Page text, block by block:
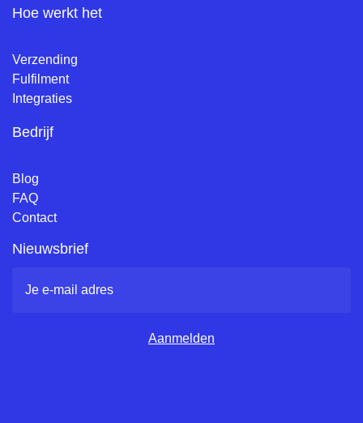
Hoe werkt het
Verzending
Fulfilment
Integraties
Bedrijf
Blog
FAQ
Contact
Nieuwsbrief